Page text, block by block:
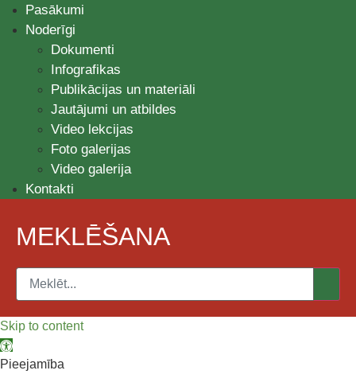
Pasākumi
Noderīgi
Dokumenti
Infografikas
Publikācijas un materiāli
Jautājumi un atbildes
Video lekcijas
Foto galerijas
Video galerija
Kontakti
MEKLĒŠANA
Skip to content
Open toolbar
Pieejamība